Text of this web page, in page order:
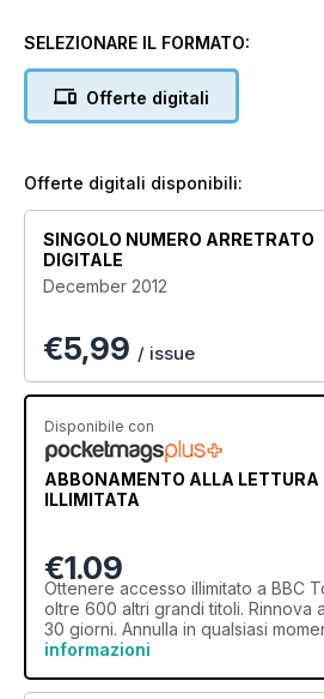
SELEZIONARE IL FORMATO:
Offerte digitali
Offerte digitali disponibili:
SINGOLO NUMERO ARRETRATO
DIGITALE
December 2012
€5,99 / issue
Disponibile con
ABBONAMENTO ALLA LETTURA
ILLIMITATA
€1.09
Ottenere accesso illimitato a BBC
oltre 600 altri grandi titoli. Rinnova
30 giorni. Annulla in qualsiasi
informazioni